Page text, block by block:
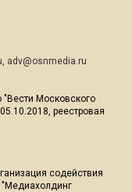
, adv@osnmedia.ru
Московского
реестровая
содействия